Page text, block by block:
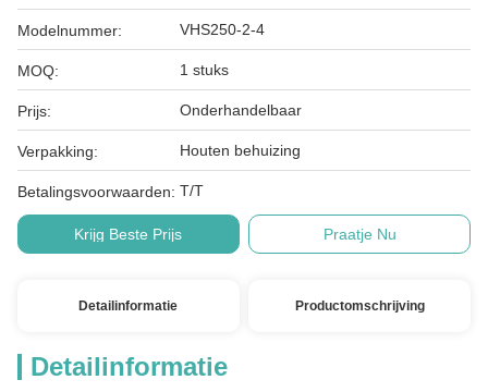
Modelnummer: VHS250-2-4
MOQ: 1 stuks
Prijs: Onderhandelbaar
Verpakking: Houten behuizing
Betalingsvoorwaarden: T/T
Krijg Beste Prijs Praatje Nu
Detailinformatie Productomschrijving
Detailinformatie